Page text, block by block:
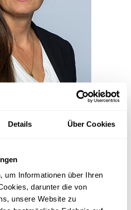
Details Über Cookies
um Informationen über Ihren
darunter die von
unsere Website zu
Diakonie | Zentrale
und